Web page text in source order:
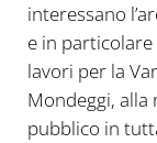
interessano
e in particolare
lavori per la
Mondeggi,
pubblico in